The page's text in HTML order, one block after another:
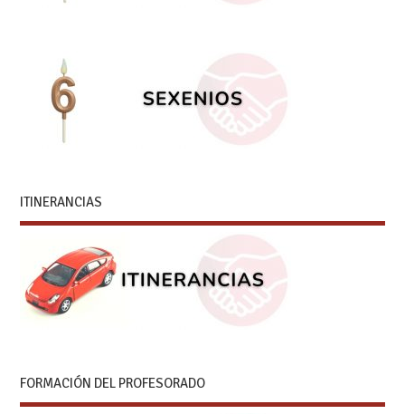
ITINERANCIAS
FORMACIÓN DEL PROFESORADO